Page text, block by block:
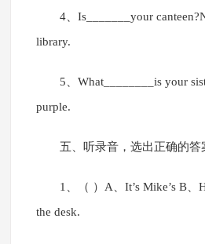
4、Is_______your
library.
5、What________is your
purple.
五、听录音，选出正确的答
1、（ ）A、It’s Mike’s B、
the desk.